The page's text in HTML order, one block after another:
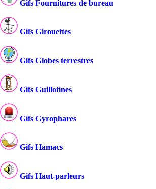
Gifs Fournitures de bureau
Gifs Girouettes
Gifs Globes terrestres
Gifs Guillotines
Gifs Gyrophares
Gifs Hamacs
Gifs Haut-parleurs